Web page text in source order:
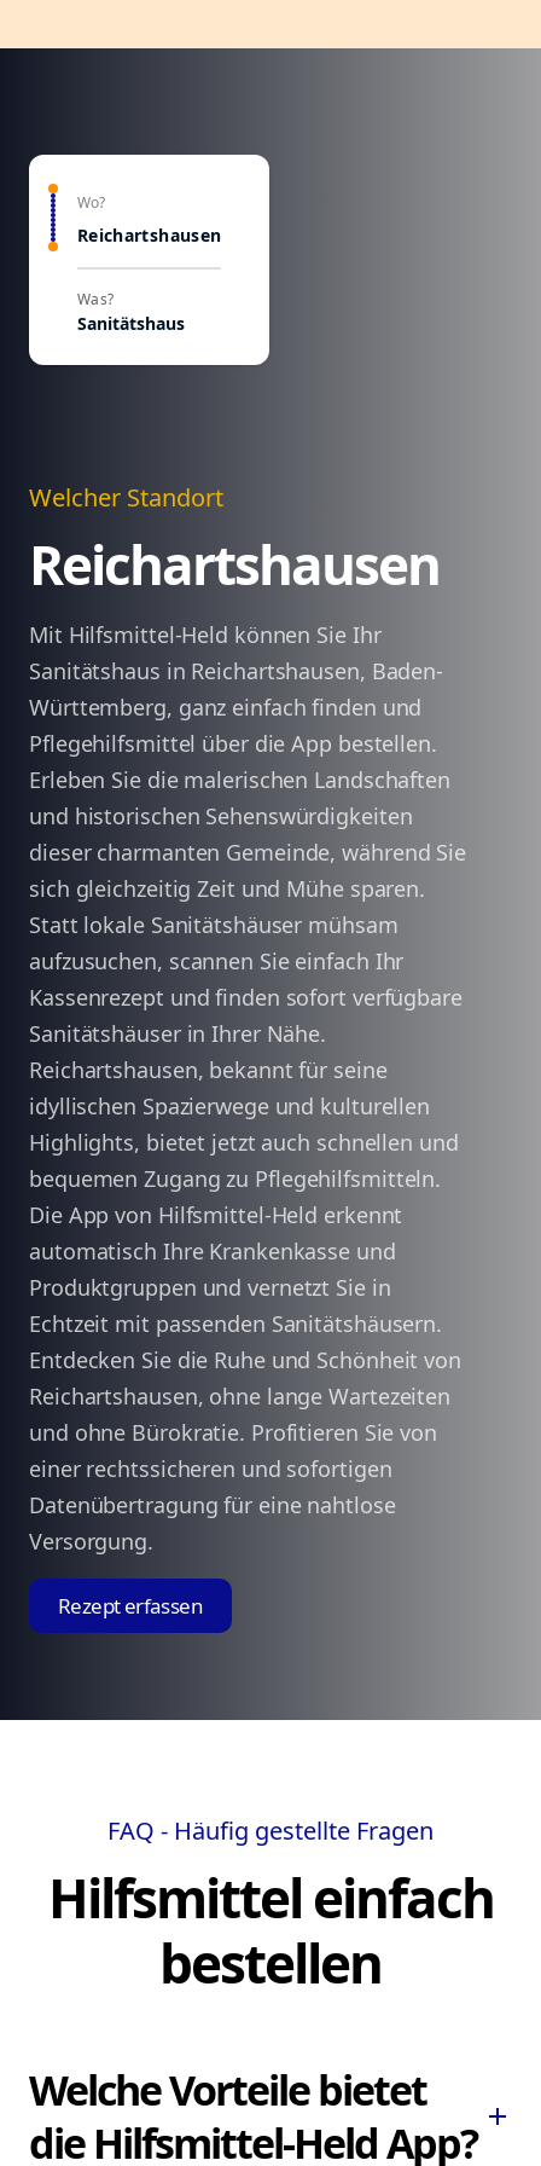
Wo?
Reichartshausen
Was?
Sanitätshaus
Welcher Standort
Reichartshausen
Mit Hilfsmittel-Held können Sie Ihr
Sanitätshaus in Reichartshausen, Baden-
Württemberg, ganz einfach finden und
Pflegehilfsmittel über die App bestellen.
Erleben Sie die malerischen Landschaften
und historischen Sehenswürdigkeiten
dieser charmanten Gemeinde, während Sie
sich gleichzeitig Zeit und Mühe sparen.
Statt lokale Sanitätshäuser mühsam
aufzusuchen, scannen Sie einfach Ihr
Kassenrezept und finden sofort verfügbare
Sanitätshäuser in Ihrer Nähe.
Reichartshausen, bekannt für seine
idyllischen Spazierwege und kulturellen
Highlights, bietet jetzt auch schnellen und
bequemen Zugang zu Pflegehilfsmitteln.
Die App von Hilfsmittel-Held erkennt
automatisch Ihre Krankenkasse und
Produktgruppen und vernetzt Sie in
Echtzeit mit passenden Sanitätshäusern.
Entdecken Sie die Ruhe und Schönheit von
Reichartshausen, ohne lange Wartezeiten
und ohne Bürokratie. Profitieren Sie von
einer rechtssicheren und sofortigen
Datenübertragung für eine nahtlose
Versorgung.
Rezept erfassen
FAQ - Häufig gestellte Fragen
Hilfsmittel einfach
bestellen
Welche Vorteile bietet
die Hilfsmittel-Held App? add